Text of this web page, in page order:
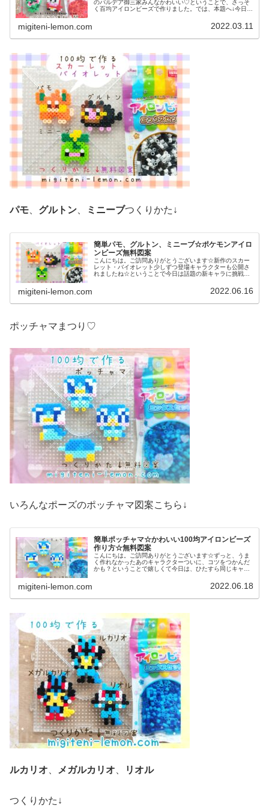
のパルデア御三家みんなかわいい♡ということで、さっそ
く百均アイロンビーズで作りました。では、本題へ↓今日の
migiteni-lemon.com 2022.03.11
パモ グルトン ミニーブつくりかた↓
簡単パモ、グルトン、ミニーブ☆ポケモンアイロ
ンビーズ無料図案
こんにちは。ご訪問ありがとうございます☆新作のスカー
レット・バイオレット少しずつ登場キャラクターも公開さ
れましたね☆ということで今日は話題の新キャラに挑戦！
migiteni-lemon.com 2022.06.16
ポッチャマまつり♡
いろんなポーズのポッチャマ図案こちら↓
簡単ポッチャマ☆かわいい100均アイロンビーズ
作り方☆無料図案
こんにちは。ご訪問ありがとうございます☆ずっと、うま
く作れなかったあのキャラクターついに、コツをつかんだ
かも？ということで嬉しくて今日は、ひたすら同じキャラ
migiteni-lemon.com 2022.06.18
ルカリオ メガルカリオ リオル
つくりかた↓